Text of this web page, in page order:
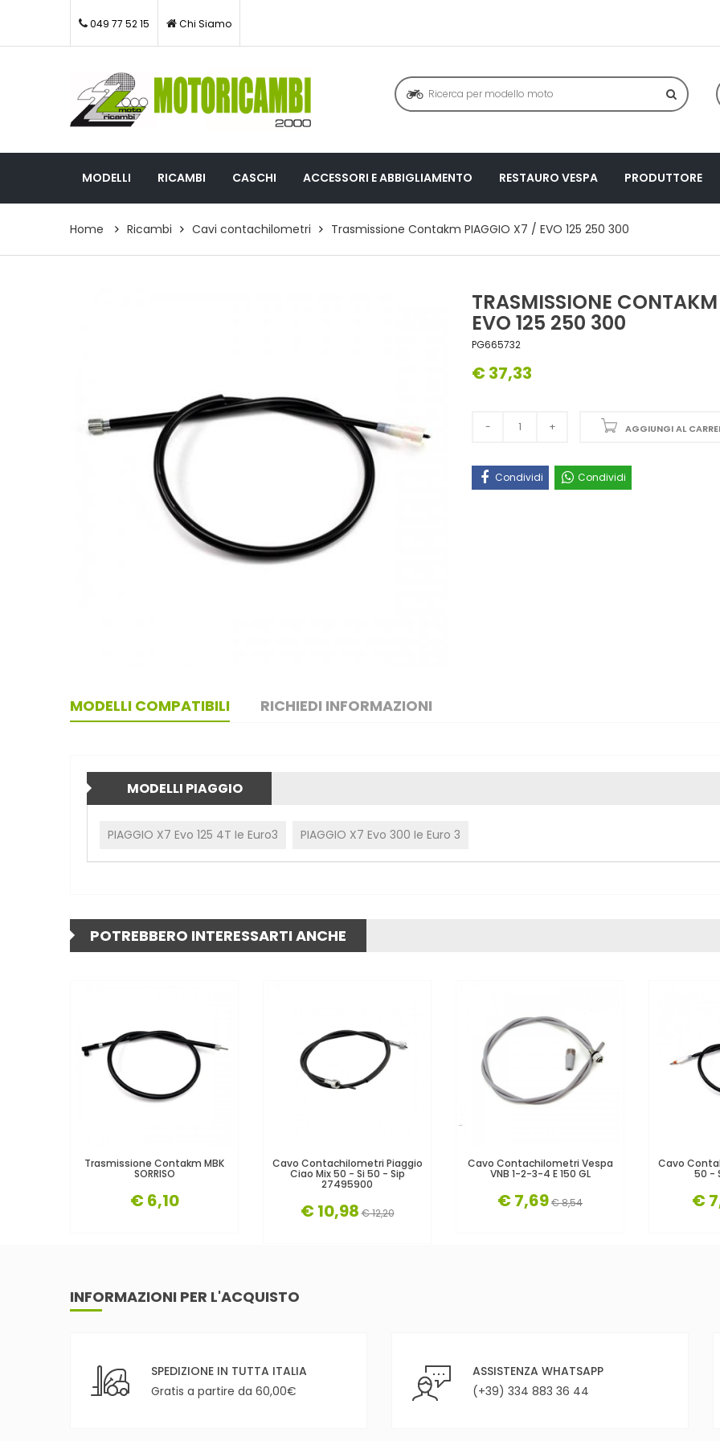
049 77 52 15 Chi Siamo
MODELLI RICAMBI CASCHI ACCESSORI E ABBIGLIAMENTO RESTAURO VESPA PRODUTTORE
Home Ricambi Cavi contachilometri Trasmissione Contakm PIAGGIO X7 / EVO 125 250 300
TRASMISSIONE
EVO 125 250 300
PG665732
€ 37,33
AGGIUNGI AL
Condividi Condividi
MODELLI COMPATIBILI RICHIEDI INFORMAZIONI
MODELLI PIAGGIO
PIAGGIO X7 Evo 125 4T Ie Euro3 PIAGGIO X7 Evo 300 Ie Euro 3
POTREBBERO INTERESSARTI ANCHE
Trasmissione Contakm MBK
SORRISO
€ 6,10
Cavo Contachilometri Piaggio
Ciao Mix 50 - Si 50 - Sip
27495900
€ 10,98 € 12,20
Cavo Contachilometri Vespa
VNB 1-2-3-4 E 150 GL
€ 7,69€ 8,54
Cavo
50 -
€
INFORMAZIONI PER L'ACQUISTO
SPEDIZIONE IN TUTTA ITALIA
Gratis a partire da 60,00€
ASSISTENZA WHATSAPP
(+39) 334 883 36 44